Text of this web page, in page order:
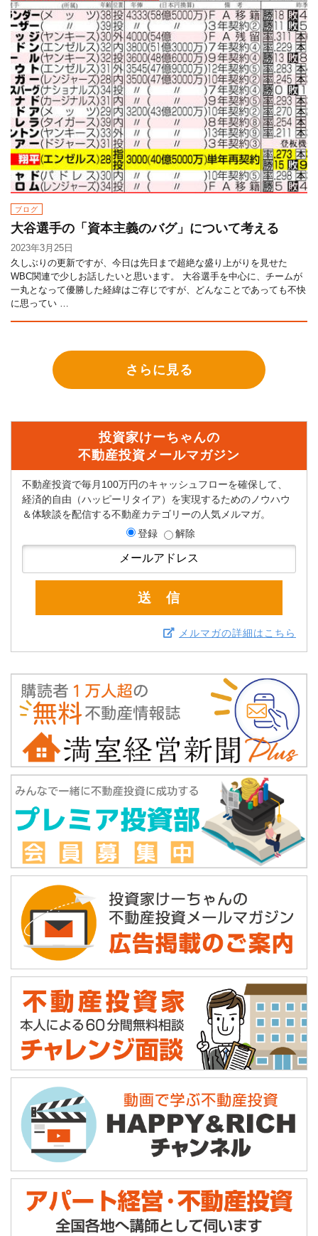
ブログ
大谷選手の「資本主義のバグ」について考える
2023年3月25日
久しぶりの更新ですが、今日は先日まで超絶な盛り上がりを見せた
WBC関連で少しお話したいと思います。 大谷選手を中心に、チームが
一丸となって優勝した経緯はご存じですが、どんなことであっても不快
に思ってい …
さらに見る
投資家けーちゃんの
不動産投資メールマガジン
不動産投資で毎月100万円のキャッシュフローを確保して、
経済的自由（ハッピーリタイア）を実現するためのノウハウ
＆体験談を配信する不動産カテゴリーの人気メルマガ。
登録
解除
メルマガの詳細はこちら